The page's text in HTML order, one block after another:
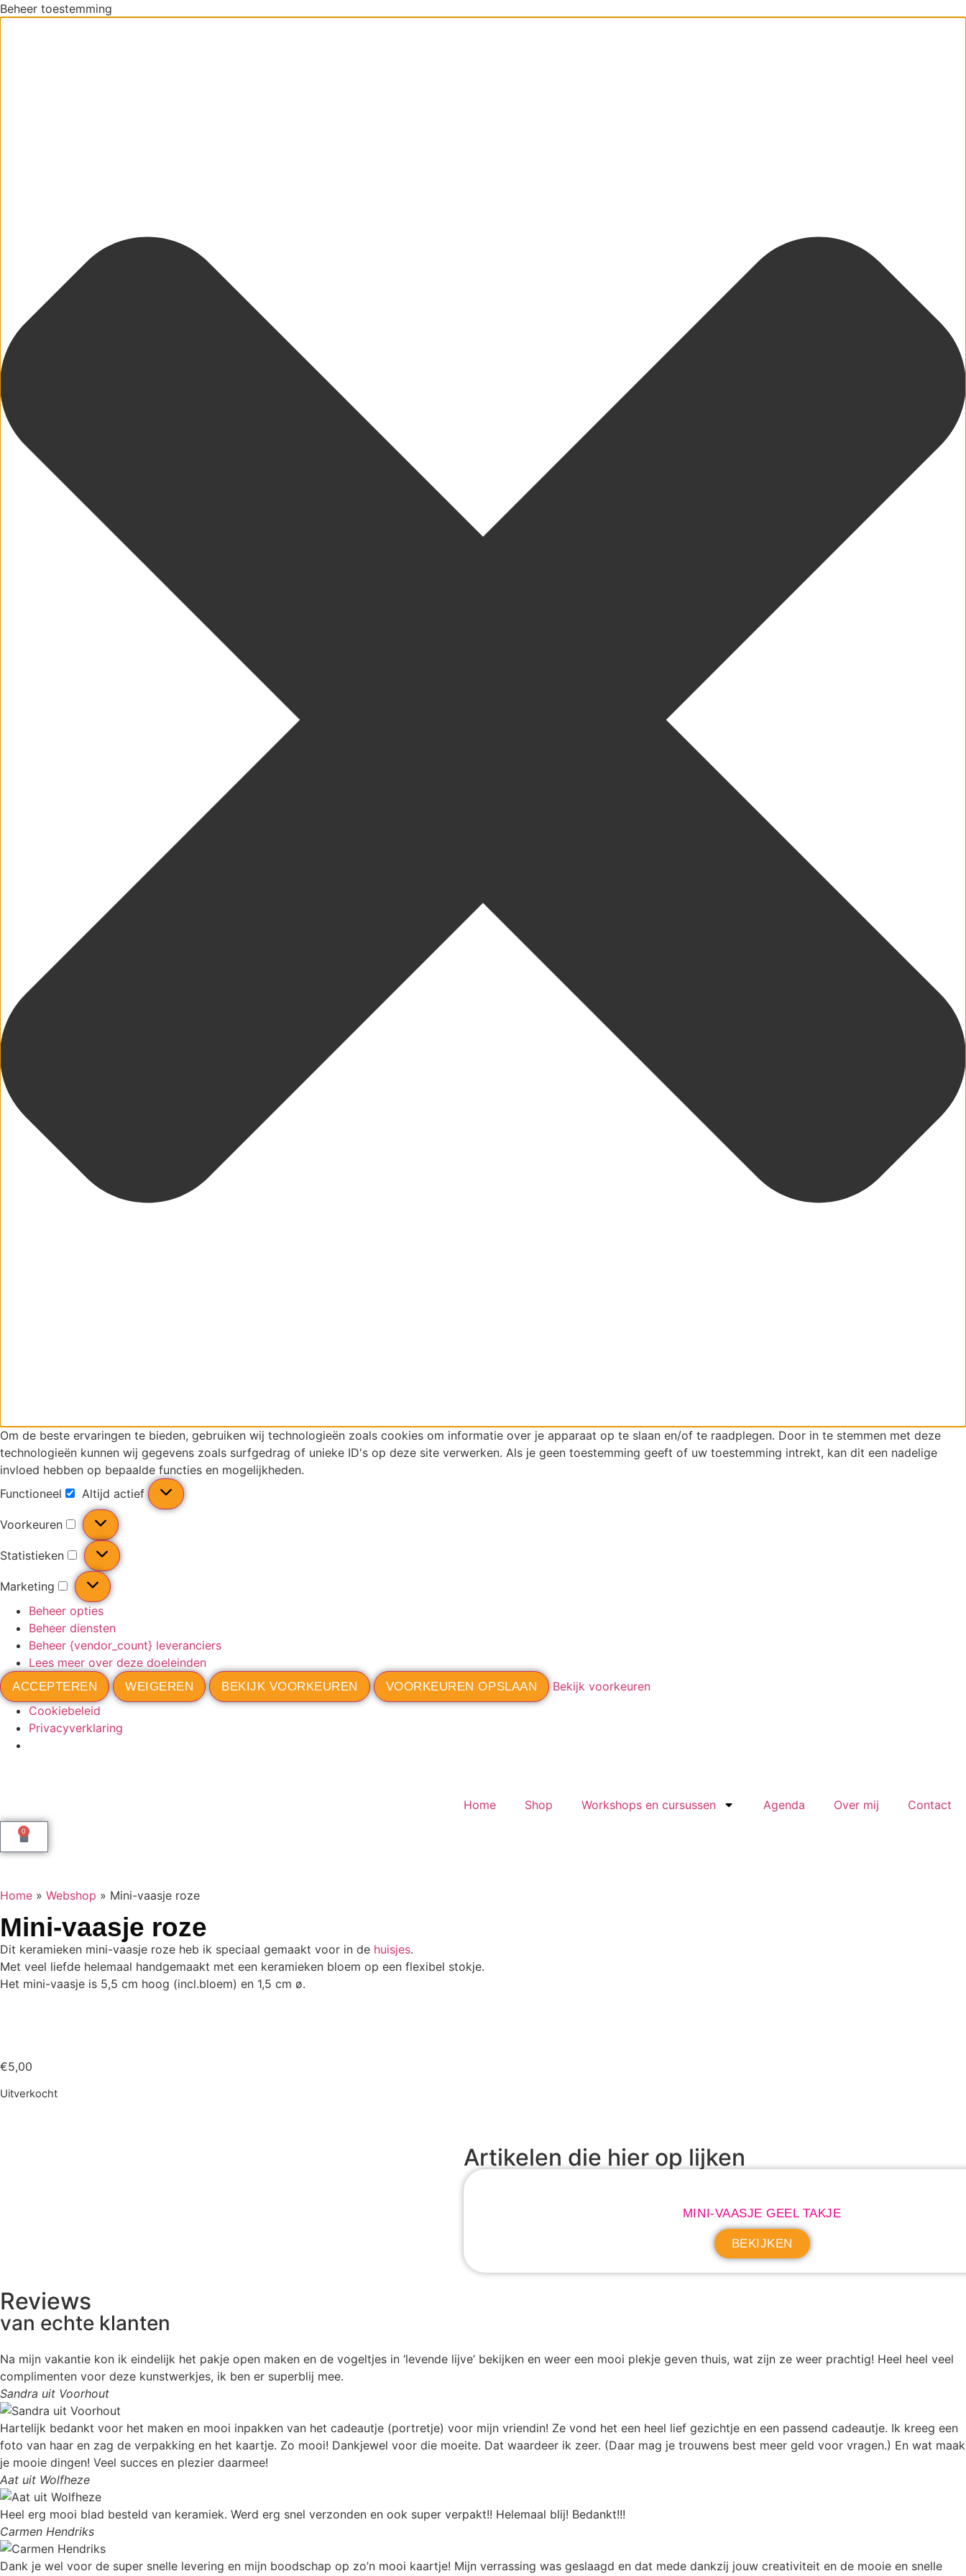
Beheer toestemming
Om de beste ervaringen te bieden, gebruiken wij technologieën zoals cookies om informatie over je apparaat op te slaan en/of te raadplegen. Door in te stemmen met deze
technologieën kunnen wij gegevens zoals surfgedrag of unieke ID's op deze site verwerken. Als je geen toestemming geeft of uw toestemming intrekt, kan dit een nadelige
invloed hebben op bepaalde functies en mogelijkheden.
Functioneel
Altijd actief
Voorkeuren
Statistieken
Marketing
Beheer opties
Beheer diensten
Beheer {vendor_count} leveranciers
Lees meer over deze doeleinden
ACCEPTEREN WEIGEREN BEKIJK VOORKEUREN VOORKEUREN OPSLAAN
Bekijk voorkeuren
Cookiebeleid
Privacyverklaring
Home Shop Workshops en cursussen Agenda Over mij Contact
0
Home » Webshop » Mini-vaasje roze
Mini-vaasje roze
Dit keramieken mini-vaasje roze heb ik speciaal gemaakt voor in de huisjes.
Met veel liefde helemaal handgemaakt met een keramieken bloem op een flexibel stokje.
Het mini-vaasje is 5,5 cm hoog (incl.bloem) en 1,5 cm ø.
€5,00
Uitverkocht
Artikelen die hier op lijken
MINI-VAASJE GEEL TAKJE
BEKIJKEN
Reviews
van echte klanten
Na mijn vakantie kon ik eindelijk het pakje open maken en de vogeltjes in ‘levende lijve’ bekijken en weer een mooi plekje geven thuis, wat zijn ze weer prachtig! Heel heel veel
complimenten voor deze kunstwerkjes, ik ben er superblij mee.
Sandra uit Voorhout
Hartelijk bedankt voor het maken en mooi inpakken van het cadeautje (portretje) voor mijn vriendin! Ze vond het een heel lief gezichtje en een passend cadeautje. Ik kreeg een
foto van haar en zag de verpakking en het kaartje. Zo mooi! Dankjewel voor die moeite. Dat waardeer ik zeer. (Daar mag je trouwens best meer geld voor vragen.) En wat maak
je mooie dingen! Veel succes en plezier daarmee!
Aat uit Wolfheze
Heel erg mooi blad besteld van keramiek. Werd erg snel verzonden en ook super verpakt!! Helemaal blij! Bedankt!!!
Carmen Hendriks
Dank je wel voor de super snelle levering en mijn boodschap op zo’n mooi kaartje! Mijn verrassing was geslaagd en dat mede dankzij jouw creativiteit en de mooie en snelle